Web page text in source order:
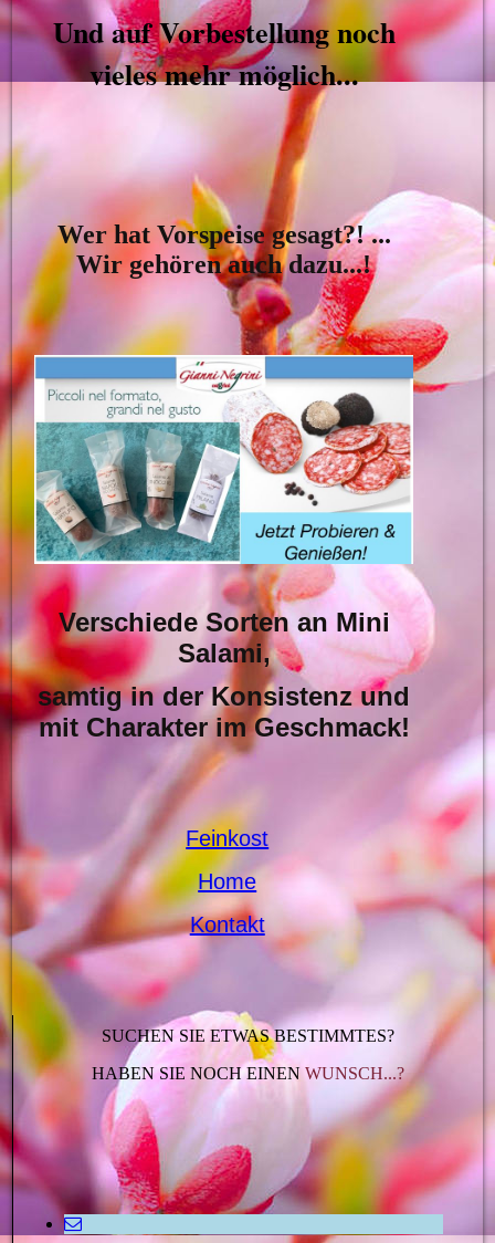
Und auf Vorbestellung noch
vieles mehr möglich...
Wer hat Vorspeise gesagt?! ...
Wir gehören auch dazu...!
Verschiede Sorten an Mini
Salami,
samtig in der Konsistenz und
mit Charakter im Geschmack!
Feinkost
Home
Kontakt
SUCHEN SIE ETWAS BESTIMMTES?
HABEN SIE NOCH EINENWUNSCH...?